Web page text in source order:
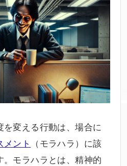
変える行動は、場合に
メント （モラハラ）に該
モラハラとは、精神的